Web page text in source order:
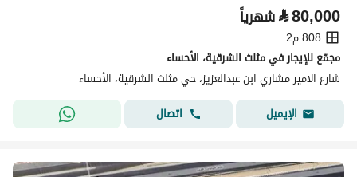
⃁80,000 شهرياً
808 م2
مجمّع للإيجار في مثلث الشرقية، الأحساء
شارع الامير مشاري ابن عبدالعزيز، حي مثلث الشرقية، الأحساء
الإيميل
اتصال